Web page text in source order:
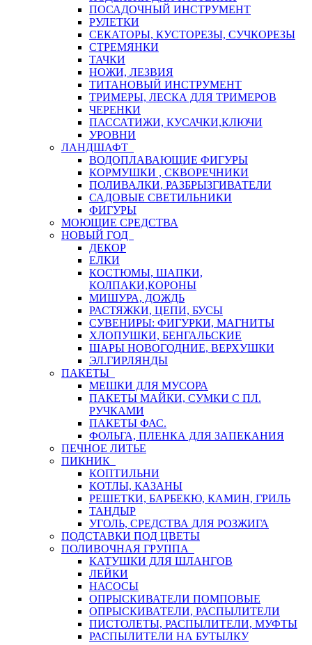
ПОСАДОЧНЫЙ ИНСТРУМЕНТ
РУЛЕТКИ
СЕКАТОРЫ, КУСТОРЕЗЫ, СУЧКОРЕЗЫ
СТРЕМЯНКИ
ТАЧКИ
НОЖИ, ЛЕЗВИЯ
ТИТАНОВЫЙ ИНСТРУМЕНТ
ТРИМЕРЫ, ЛЕСКА ДЛЯ ТРИМЕРОВ
ЧЕРЕНКИ
ПАССАТИЖИ, КУСАЧКИ,КЛЮЧИ
УРОВНИ
ЛАНДШАФТ
ВОДОПЛАВАЮЩИЕ ФИГУРЫ
КОРМУШКИ , СКВОРЕЧНИКИ
ПОЛИВАЛКИ, РАЗБРЫЗГИВАТЕЛИ
САДОВЫЕ СВЕТИЛЬНИКИ
ФИГУРЫ
МОЮЩИЕ СРЕДСТВА
НОВЫЙ ГОД
ДЕКОР
ЕЛКИ
КОСТЮМЫ, ШАПКИ,
КОЛПАКИ,КОРОНЫ
МИШУРА, ДОЖДЬ
РАСТЯЖКИ, ЦЕПИ, БУСЫ
СУВЕНИРЫ: ФИГУРКИ, МАГНИТЫ
ХЛОПУШКИ, БЕНГАЛЬСКИЕ
ШАРЫ НОВОГОДНИЕ, ВЕРХУШКИ
ЭЛ.ГИРЛЯНДЫ
ПАКЕТЫ
МЕШКИ ДЛЯ МУСОРА
ПАКЕТЫ МАЙКИ, СУМКИ С ПЛ.
РУЧКАМИ
ПАКЕТЫ ФАС.
ФОЛЬГА, ПЛЕНКА ДЛЯ ЗАПЕКАНИЯ
ПЕЧНОЕ ЛИТЬЕ
ПИКНИК
КОПТИЛЬНИ
КОТЛЫ, КАЗАНЫ
РЕШЕТКИ, БАРБЕКЮ, КАМИН, ГРИЛЬ
ТАНДЫР
УГОЛЬ, СРЕДСТВА ДЛЯ РОЗЖИГА
ПОДСТАВКИ ПОД ЦВЕТЫ
ПОЛИВОЧНАЯ ГРУППА
КАТУШКИ ДЛЯ ШЛАНГОВ
ЛЕЙКИ
НАСОСЫ
ОПРЫСКИВАТЕЛИ ПОМПОВЫЕ
ОПРЫСКИВАТЕЛИ, РАСПЫЛИТЕЛИ
ПИСТОЛЕТЫ, РАСПЫЛИТЕЛИ, МУФТЫ
РАСПЫЛИТЕЛИ НА БУТЫЛКУ